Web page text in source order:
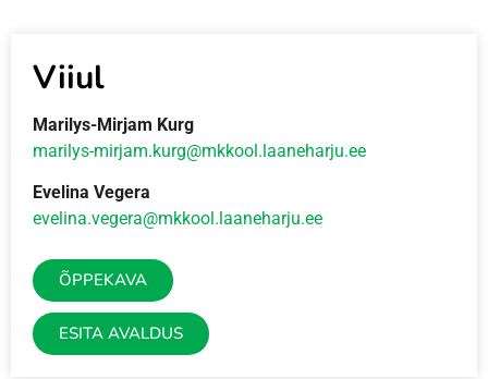
Viiul
Marilys-Mirjam Kurg
marilys-mirjam.kurg@mkkool.laaneharju.ee
Evelina Vegera
evelina.vegera@mkkool.laaneharju.ee
ÕPPEKAVA
ESITA AVALDUS